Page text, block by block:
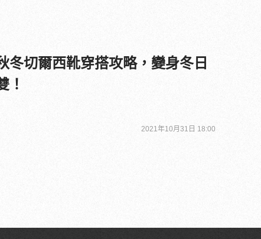
冬切爾西靴穿搭攻略，變身冬日
！
2021年10月31日 18:00